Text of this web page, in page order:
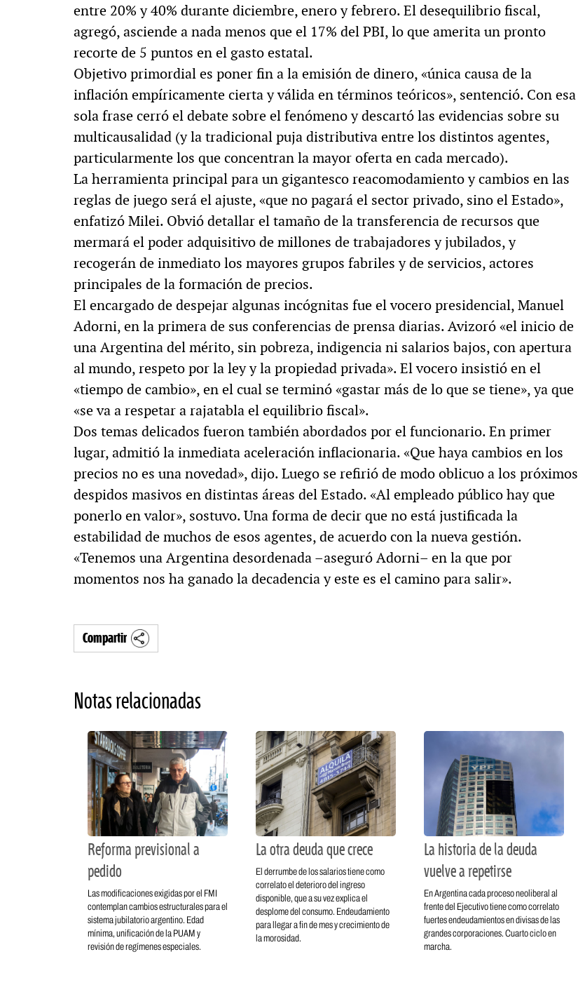
entre 20% y 40% durante diciembre, enero y febrero. El desequilibrio fiscal,
agregó, asciende a nada menos que el 17% del PBI, lo que amerita un pronto
recorte de 5 puntos en el gasto estatal.
Objetivo primordial es poner fin a la emisión de dinero, «única causa de la
inflación empíricamente cierta y válida en términos teóricos», sentenció. Con esa
sola frase cerró el debate sobre el fenómeno y descartó las evidencias sobre su
multicausalidad (y la tradicional puja distributiva entre los distintos agentes,
particularmente los que concentran la mayor oferta en cada mercado).
La herramienta principal para un gigantesco reacomodamiento y cambios en las
reglas de juego será el ajuste, «que no pagará el sector privado, sino el Estado»,
enfatizó Milei. Obvió detallar el tamaño de la transferencia de recursos que
mermará el poder adquisitivo de millones de trabajadores y jubilados, y
recogerán de inmediato los mayores grupos fabriles y de servicios, actores
principales de la formación de precios.
El encargado de despejar algunas incógnitas fue el vocero presidencial, Manuel
Adorni, en la primera de sus conferencias de prensa diarias. Avizoró «el inicio de
una Argentina del mérito, sin pobreza, indigencia ni salarios bajos, con apertura
al mundo, respeto por la ley y la propiedad privada». El vocero insistió en el
«tiempo de cambio», en el cual se terminó «gastar más de lo que se tiene», ya que
«se va a respetar a rajatabla el equilibrio fiscal».
Dos temas delicados fueron también abordados por el funcionario. En primer
lugar, admitió la inmediata aceleración inflacionaria. «Que haya cambios en los
precios no es una novedad», dijo. Luego se refirió de modo oblicuo a los próximos
despidos masivos en distintas áreas del Estado. «Al empleado público hay que
ponerlo en valor», sostuvo. Una forma de decir que no está justificada la
estabilidad de muchos de esos agentes, de acuerdo con la nueva gestión.
«Tenemos una Argentina desordenada –aseguró Adorni– en la que por
momentos nos ha ganado la decadencia y este es el camino para salir».
Compartir
Notas relacionadas
Reforma previsional a
pedido
Las modificaciones exigidas por el FMI
contemplan cambios estructurales para el
sistema jubilatorio argentino. Edad
mínima, unificación de la PUAM y
revisión de regímenes especiales.
La otra deuda que crece
El derrumbe de los salarios tiene como
correlato el deterioro del ingreso
disponible, que a su vez explica el
desplome del consumo. Endeudamiento
para llegar a fin de mes y crecimiento de
la morosidad.
La historia de la deuda
vuelve a repetirse
En Argentina cada proceso neoliberal al
frente del Ejecutivo tiene como correlato
fuertes endeudamientos en divisas de las
grandes corporaciones. Cuarto ciclo en
marcha.